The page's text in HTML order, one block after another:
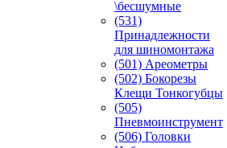
\бесшумные
(531)
Принадлежности
для шиномонтажа
(501) Ареометры
(502) Бокорезы
Клещи Тонкогубцы
(505)
Пневмоинструмент
(506) Головки